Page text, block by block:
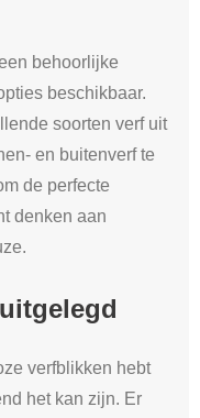
behoorlijke
beschikbaar.
soorten verf uit
en buitenverf te
de perfecte
denken aan
verfblikken hebt
het kan zijn. Er